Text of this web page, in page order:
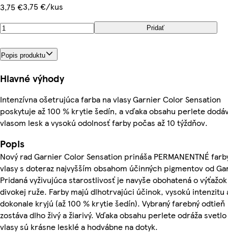
3,75 €3,75 €/kus
Pridať
Popis produktu
Hlavné výhody
Intenzívna ošetrujúca farba na vlasy Garnier Color Sensation
poskytuje až 100 % krytie šedín, a vďaka obsahu perlete
vlasom lesk a vysokú odolnosť farby počas až 10 týždňov.
Popis
Nový rad Garnier Color Sensation prináša PERMANENTNÉ
vlasy s doteraz najvyšším obsahom účinných pigmentov od
Pridaná vyživujúca starostlivosť je navyše obohatená o
divokej ruže. Farby majú dlhotrvajúci účinok, vysokú intenzitu
dokonale kryjú (až 100 % krytie šedín). Vybraný farebný odtieň
zostáva dlho živý a žiarivý. Vďaka obsahu perlete odráža svetlo
vlasy sú krásne lesklé a hodvábne na dotyk.